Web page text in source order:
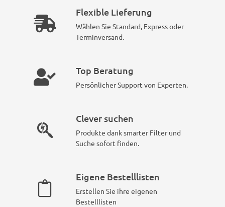
Flexible Lieferung
Wählen Sie Standard, Express oder
Terminversand.
Top Beratung
Persönlicher Support von Experten.
Clever suchen
Produkte dank smarter Filter und
Suche sofort finden.
Eigene Bestelllisten
Erstellen Sie ihre eigenen
Bestelllisten